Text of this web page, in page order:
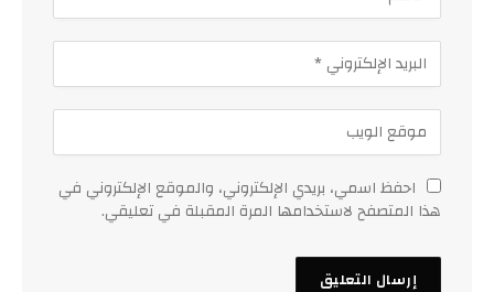
احفظ اسمي، بريدي الإلكتروني، والموقع الإلكتروني في
هذا المتصفح لاستخدامها المرة المقبلة في تعليقي.